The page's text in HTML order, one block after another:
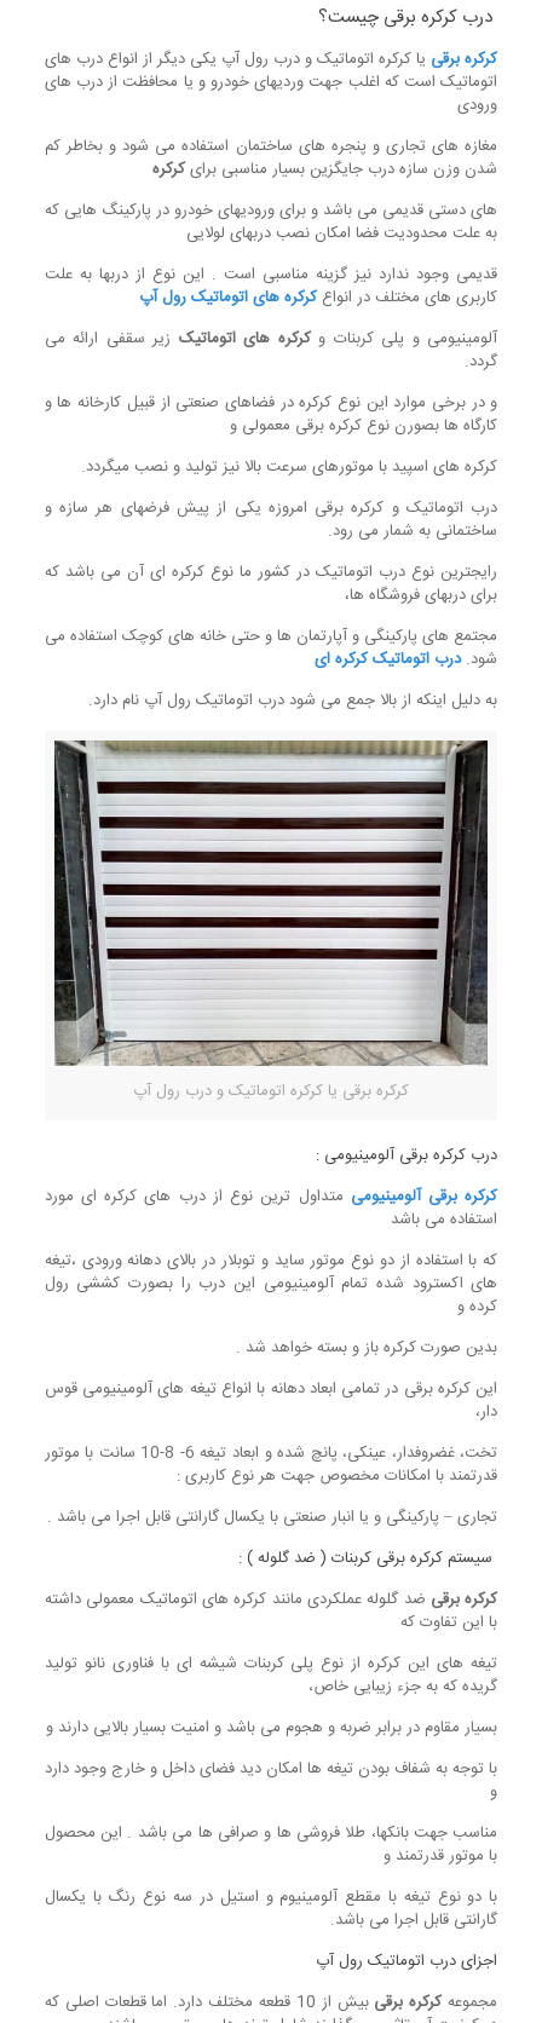
درب کرکره برقی چیست؟
کرکره برقی یا کرکره اتوماتیک و درب رول آپ یکی دیگر از انواع درب های
اتوماتیک است که اغلب جهت وردیهای خودرو و یا محافظت از درب های
ورودی
مغازه های تجاری و پنجره های ساختمان استفاده می شود و بخاطر کم
شدن وزن سازه درب جایگزین بسیار مناسبی برایکرکره
های دستی قدیمی می باشد و برای ورودیهای خودرو در پارکینگ هایی که
به علت محدودیت فضا امکان نصب دربهای لولایی
قدیمی وجود ندارد نیز گزینه مناسبی است . این نوع از دربها به علت
کاربری های مختلف در انواعکرکره های اتوماتیک رول آپ
آلومینیومی و پلی کربنات وکرکره های اتوماتیک زیر سقفی ارائه می
گردد.
و در برخی موارد این نوع کرکره در فضاهای صنعتی از قبیل کارخانه ها و
کارگاه ها بصورن نوع کرکره برقی معمولی و
کرکره های اسپید با موتورهای سرعت بالا نیز تولید و نصب میگردد.
درب اتوماتیک و کرکره برقی امروزه یکی از پیش فرضهای هر سازه و
ساختمانی به شمار می رود.
رایجترین نوع درب اتوماتیک در کشور ما نوع کرکره ای آن می باشد که
برای دربهای فروشگاه ها،
مجتمع های پارکینگی و آپارتمان ها و حتی خانه های کوچک استفاده می
شود. درب اتوماتیک کرکره ای
به دلیل اینکه از بالا جمع می شود درب اتوماتیک رول آپ نام دارد.
کرکره برقی یا کرکره اتوماتیک و درب رول آپ
درب کرکره برقی آلومینیومی :
کرکره برقی آلومینیومی متداول ترین نوع از درب های کرکره ای مورد
استفاده می باشد
که با استفاده از دو نوع موتور ساید و توبلار در بالای دهانه ورودی ،تیغه
های اکسترود شده تمام آلومینیومی این درب را بصورت کششی رول
کرده و
بدین صورت کرکره باز و بسته خواهد شد .
این کرکره برقی در تمامی ابعاد دهانه با انواع تیغه های آلومینیومی قوس
دار،
تخت، غضروفدار، عینکی، پانچ شده و ابعاد تیغه 6- 8-10 سانت با موتور
قدرتمند با امکانات مخصوص جهت هر نوع کاربری :
تجاری – پارکینگی و یا انبار صنعتی با یکسال گارانتی قابل اجرا می باشد .
سیستم کرکره برقی کربنات ( ضد گلوله ) :
کرکره برقی ضد گلوله عملکردی مانند کرکره های اتوماتیک معمولی داشته
با این تفاوت که
تیغه های این کرکره از نوع پلی کربنات شیشه ای با فناوری نانو تولید
گریده که به جزء زیبایی خاص،
بسیار مقاوم در برابر ضربه و هجوم می باشد و امنیت بسیار بالایی دارند و
با توجه به شفاف بودن تیغه ها امکان دید فضای داخل و خارج وجود دارد
و
مناسب جهت بانکها، طلا فروشی ها و صرافی ها می باشد . این محصول
با موتور قدرتمند و
با دو نوع تیغه با مقطع آلومینیوم و استیل در سه نوع رنگ با یکسال
گارانتی قابل اجرا می باشد.
اجزای درب اتوماتیک رول آپ
مجموعهکرکره برقی
بیش از 10 قطعه مختلف دارد. اما قطعات اصلی که